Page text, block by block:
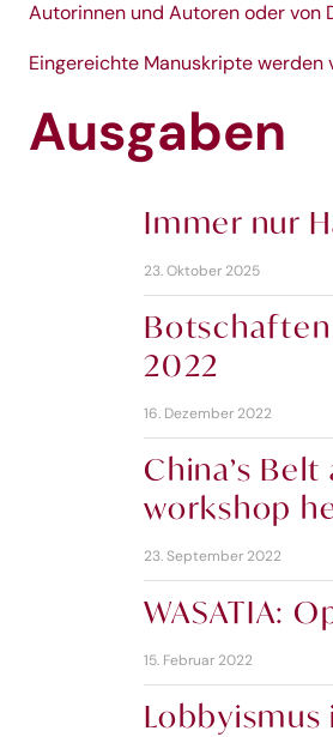
Autorinnen und Autoren oder von
Eingereichte Manuskripte
Ausgaben
Immer nur
23. Oktober 2025
2022
16. Dezember 2022
China’s
workshop
23. September 2022
WASATIA:
15. Februar 2022
Lobbyismus